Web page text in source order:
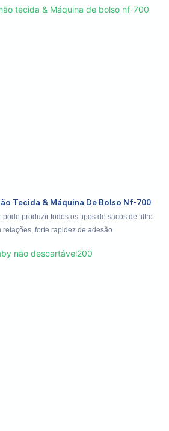
poucos, etc.
Tecida & Máquina De Bolso Nf-700
produzir todos os tipos de sacos de filtro
forte rapidez de adesão